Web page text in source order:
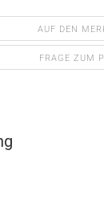
AUF DEN
FRAGE ZUM